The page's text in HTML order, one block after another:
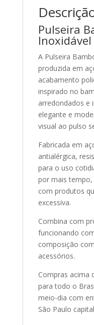
Pulseira
Inoxidável
A Pulseira
produzida em
acabamento
inspirado no
arredondados e
elegante e
visual ao pulso
Fabricada em
antialérgica,
para o uso
por mais
com produtos
excessiva.
Combina com
funcionando
composição
acessórios.
Compras acima
para todo o
meio-dia com
São Paulo